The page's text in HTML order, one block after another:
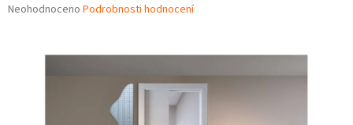
Průměrné
Neohodnoceno Podrobnosti hodnocení